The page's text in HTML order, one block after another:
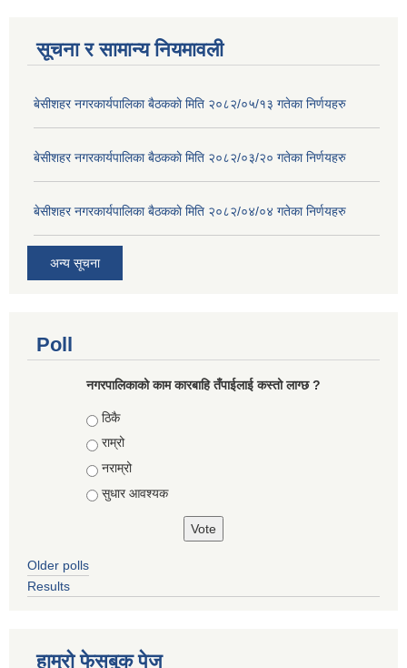
सूचना र सामान्य नियमावली
बे‍‍सीशहर नगरकार्यपालिका बैठककाे मिति २०८२/०५/१३ गतेका निर्णयहरु
बे‍‍सीशहर नगरकार्यपालिका बैठककाे मिति २०८२/०३/२० गतेका निर्णयहरु
बे‍‍सीशहर नगरकार्यपालिका बैठककाे मिति २०८२/०४/०४ गतेका निर्णयहरु
अन्य सूचना
Poll
नगरपालिकाको काम कारबाहि तँपाईलाई कस्तो लाग्छ ?
Choices
ठिकै
राम्रो
नराम्रो
सुधार आवश्यक
Older polls
Results
हाम्रो फेसबुक पेज